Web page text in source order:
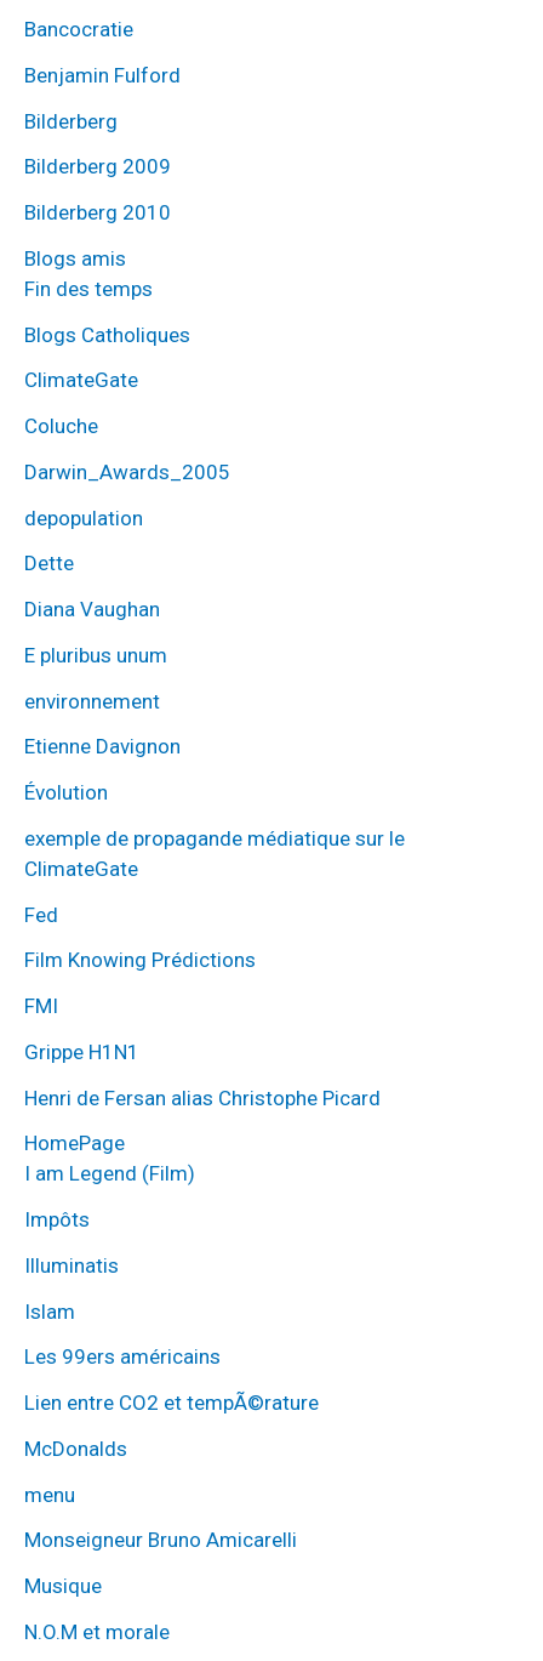
Bancocratie
Benjamin Fulford
Bilderberg
Bilderberg 2009
Bilderberg 2010
Blogs amis
Fin des temps
Blogs Catholiques
ClimateGate
Coluche
Darwin_Awards_2005
depopulation
Dette
Diana Vaughan
E pluribus unum
environnement
Etienne Davignon
Évolution
exemple de propagande médiatique sur le
ClimateGate
Fed
Film Knowing Prédictions
FMI
Grippe H1N1
Henri de Fersan alias Christophe Picard
HomePage
I am Legend (Film)
Impôts
Illuminatis
Islam
Les 99ers américains
Lien entre CO2 et tempÃ©rature
McDonalds
menu
Monseigneur Bruno Amicarelli
Musique
N.O.M et morale